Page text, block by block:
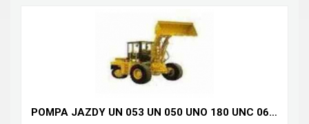
POMPA JAZDY UN 053 UN 050 UNO 180 UNC 060 UNC 061 ...